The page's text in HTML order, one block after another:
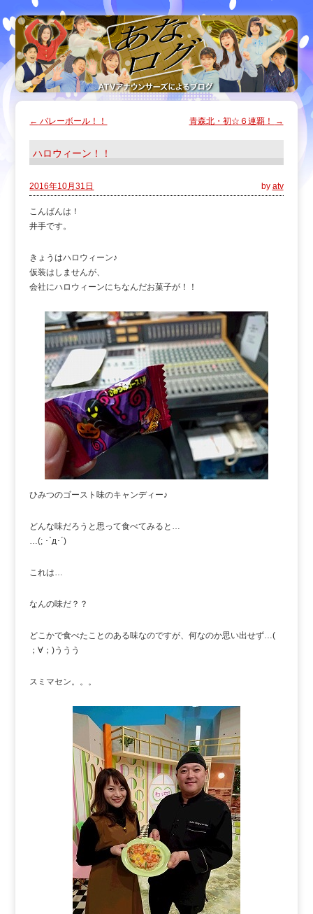
← バレーボール！！ 青森北・初☆６連覇！ →
ハロウィーン！！
2016年10月31日 by atv
こんばんは！
井手です。
きょうはハロウィーン♪
仮装はしませんが、
会社にハロウィーンにちなんだお菓子が！！
ひみつのゴースト味のキャンディー♪
どんな味だろうと思って食べてみると…
…(; ･`д･´)
これは…
なんの味だ？？
どこかで食べたことのある味なのですが、何なのか思い出せず…(
；∀；)ううう
スミマセン。。。